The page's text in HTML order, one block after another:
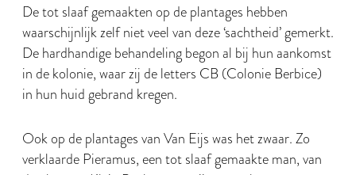
De tot slaaf gemaakten op de plantages hebben
waarschijnlijk zelf niet veel van deze ‘sachtheid’ gemerkt.
De hardhandige behandeling begon al bij hun aankomst
in de kolonie, waar zij de letters CB (Colonie Berbice)
in hun huid gebrand kregen.
Ook op de plantages van Van Eijs was het zwaar. Zo
verklaarde Pieramus, een tot slaaf gemaakte man, van